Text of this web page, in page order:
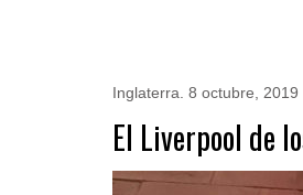
Inglaterra 8 octubre, 2019
El Liverpool de